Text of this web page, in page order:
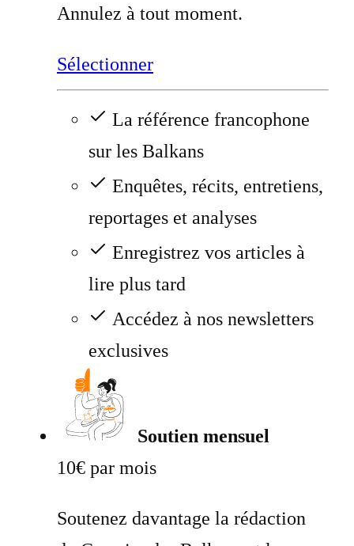
Annulez à tout moment.
Sélectionner
La référence francophone
sur les Balkans
Enquêtes, récits, entretiens,
reportages et analyses
Enregistrez vos articles à
lire plus tard
Accédez à nos newsletters
exclusives
Soutien mensuel
10€ par mois
Soutenez davantage la rédaction